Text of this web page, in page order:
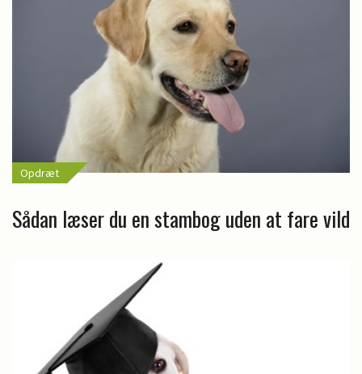
Opdræt
Sådan læser du en stambog uden at fare vild